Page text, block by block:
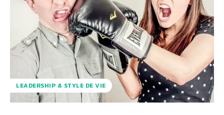
LEADERSHIP & STYLE DE VIE